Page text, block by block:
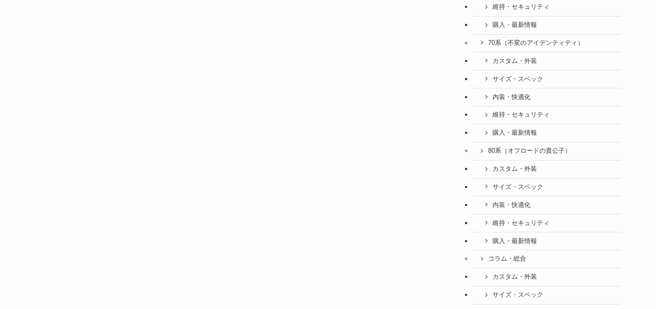
維持・セキュリティ
購入・最新情報
70系（不変のアイデンティティ）
カスタム・外装
サイズ・スペック
内装・快適化
維持・セキュリティ
購入・最新情報
80系（オフロードの貴公子）
カスタム・外装
サイズ・スペック
内装・快適化
維持・セキュリティ
購入・最新情報
コラム・総合
カスタム・外装
サイズ・スペック